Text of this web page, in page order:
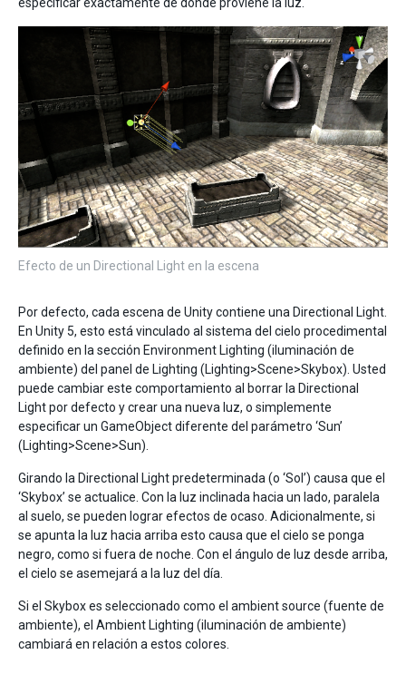
Efecto de un Directional Light en la escena
Por defecto, cada escena de Unity contiene una Directional Light.
En Unity 5, esto está vinculado al sistema del cielo procedimental
definido en la sección Environment Lighting (iluminación de
ambiente) del panel de Lighting (Lighting>Scene>Skybox). Usted
puede cambiar este comportamiento al borrar la Directional
Light por defecto y crear una nueva luz, o simplemente
especificar un GameObject diferente del parámetro ‘Sun’
(Lighting>Scene>Sun).
Girando la Directional Light predeterminada (o ‘Sol’) causa que el
‘Skybox’ se actualice. Con la luz inclinada hacia un lado, paralela
al suelo, se pueden lograr efectos de ocaso. Adicionalmente, si
se apunta la luz hacia arriba esto causa que el cielo se ponga
negro, como si fuera de noche. Con el ángulo de luz desde arriba,
el cielo se asemejará a la luz del día.
Si el Skybox es seleccionado como el ambient source (fuente de
ambiente), el Ambient Lighting (iluminación de ambiente)
cambiará en relación a estos colores.